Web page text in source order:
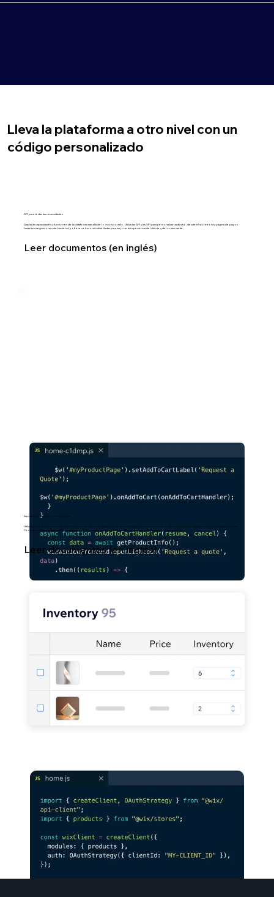
Lleva la plataforma a otro nivel con un
código personalizado
API para todas las necesidades
Amplía las capacidades y funciones de la plataforma más allá de lo incorporado. Utiliza las API y las SPI para personalizar cada sitio, desde el storefront y página de pagos
hasta las integraciones de backend, y ofrece soluciones diseñadas para mejorar la experiencia del cliente y del comerciante.
Leer documentos (en inglés)
Impulsa tus proyectos con Headless
Utiliza la infraestructura robusta de eCommerce de Wix en todas las pilas de tecnología para una solución de ventas sólida y simple, lista para usar y diseñada para escalar.
Conecta cualquier plataforma a nuestra reconocida arquitectura de eCommerce y gestiona toda tu tienda con tranquilidad.
Leer documentos (en inglés)